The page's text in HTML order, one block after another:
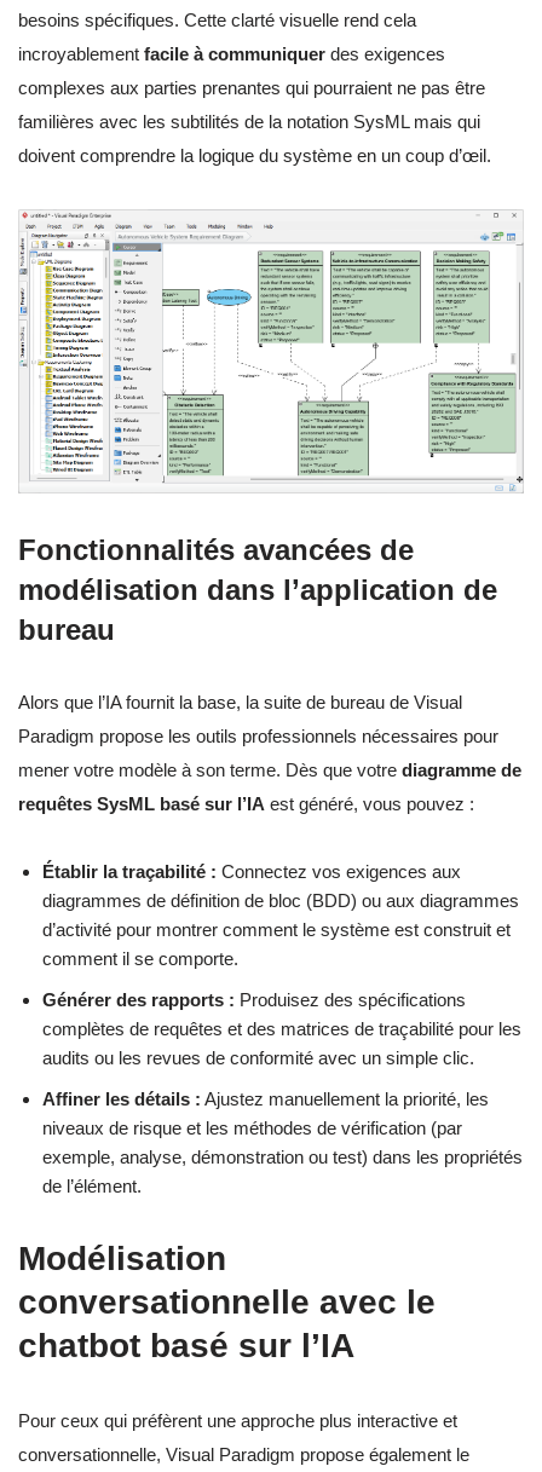
besoins spécifiques. Cette clarté visuelle rend cela
incroyablement facile à communiquer des exigences
complexes aux parties prenantes qui pourraient ne pas être
familières avec les subtilités de la notation SysML mais qui
doivent comprendre la logique du système en un coup d’œil.
Fonctionnalités avancées de
modélisation dans l’application de
bureau
Alors que l’IA fournit la base, la suite de bureau de Visual
Paradigm propose les outils professionnels nécessaires pour
mener votre modèle à son terme. Dès que votre diagramme de
requêtes SysML basé sur l’IA est généré, vous pouvez :
Établir la traçabilité : Connectez vos exigences aux
diagrammes de définition de bloc (BDD) ou aux diagrammes
d’activité pour montrer comment le système est construit et
comment il se comporte.
Générer des rapports : Produisez des spécifications
complètes de requêtes et des matrices de traçabilité pour les
audits ou les revues de conformité avec un simple clic.
Affiner les détails : Ajustez manuellement la priorité, les
niveaux de risque et les méthodes de vérification (par
exemple, analyse, démonstration ou test) dans les propriétés
de l’élément.
Modélisation
conversationnelle avec le
chatbot basé sur l’IA
Pour ceux qui préfèrent une approche plus interactive et
conversationnelle, Visual Paradigm propose également le